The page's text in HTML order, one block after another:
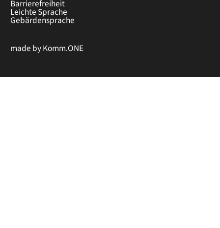
Barrierefreiheit
Leichte Sprache
Gebärdensprache
made byKomm.ONE